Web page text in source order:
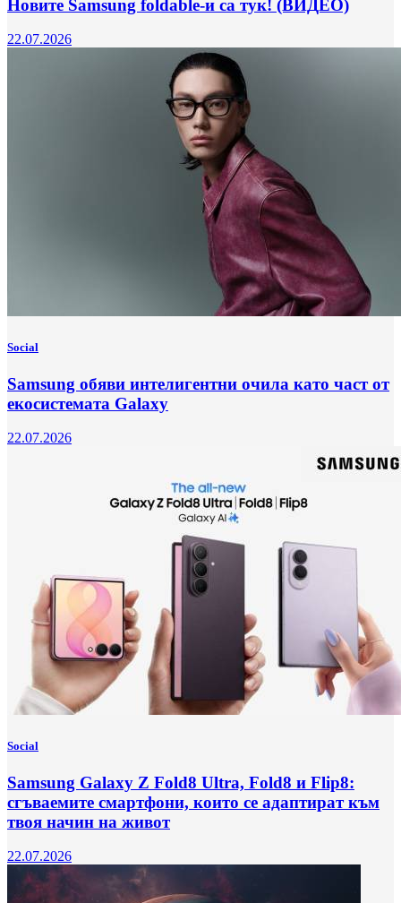
Новите Samsung foldable-и са тук! (ВИДЕО)
22.07.2026
Social
Samsung обяви интелигентни очила като част от
екосистемата Galaxy
22.07.2026
Social
Samsung Galaxy Z Fold8 Ultra, Fold8 и Flip8:
сгъваемите смартфони, които се адаптират към
твоя начин на живот
22.07.2026